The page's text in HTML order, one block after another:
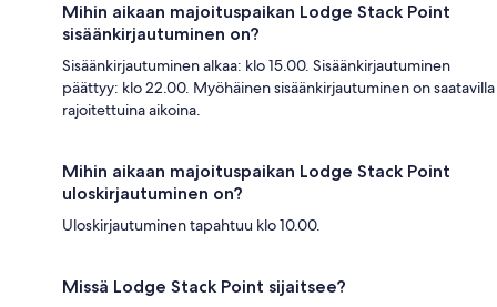
Mihin aikaan majoituspaikan Lodge Stack Point
sisäänkirjautuminen on?
Sisäänkirjautuminen alkaa: klo 15.00. Sisäänkirjautuminen
päättyy: klo 22.00. Myöhäinen sisäänkirjautuminen on saatavilla
rajoitettuina aikoina.
Mihin aikaan majoituspaikan Lodge Stack Point
uloskirjautuminen on?
Uloskirjautuminen tapahtuu klo 10.00.
Missä Lodge Stack Point sijaitsee?